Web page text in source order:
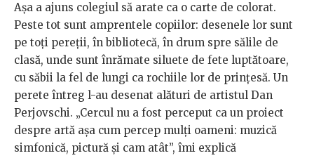
Așa a ajuns colegiul să arate ca o carte de colorat.
Peste tot sunt amprentele copiilor: desenele lor sunt
pe toți pereții, în bibliotecă, în drum spre sălile de
clasă, unde sunt înrămate siluete de fete luptătoare,
cu săbii la fel de lungi ca rochiile lor de prințesă. Un
perete întreg l-au desenat alături de artistul Dan
Perjovschi. „Cercul nu a fost perceput ca un proiect
despre artă așa cum percep mulți oameni: muzică
simfonică, pictură și cam atât”, îmi explică